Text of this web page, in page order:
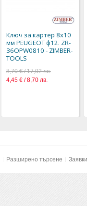
Ключ за картер 8х10
мм PEUGEOT ф12. ZR-
36OPW0810 - ZIMBER-
TOOLS
8,70 € / 17,02 лв.
4,45 € / 8,70 лв.
Разширено търсене